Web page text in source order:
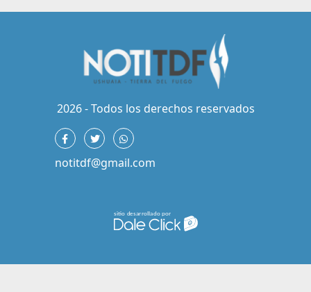
2026 - Todos los derechos reservados
notitdf@gmail.com